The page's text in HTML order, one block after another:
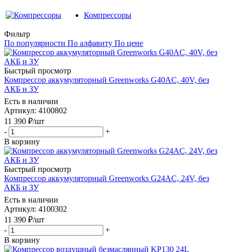
Компрессоры
Фильтр
По популярности По алфавиту По цене
Быстрый просмотр
Компрессор аккумуляторный Greenworks G40AC, 40V, без
АКБ и ЗУ
Есть в наличии
Артикул: 4100802
11 390 ₽/шт
-
+
В корзину
Быстрый просмотр
Компрессор аккумуляторный Greenworks G24AC, 24V, без
АКБ и ЗУ
Есть в наличии
Артикул: 4100302
11 390 ₽/шт
-
+
В корзину